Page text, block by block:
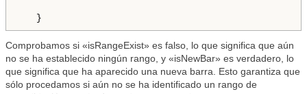
}
Comprobamos si «isRangeExist» es falso, lo que significa que aún
no se ha establecido ningún rango, y «isNewBar» es verdadero, lo
que significa que ha aparecido una nueva barra. Esto garantiza que
sólo procedamos si aún no se ha identificado un rango de